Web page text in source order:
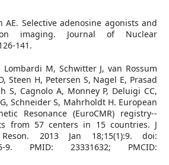
AE. Selective adenosine agonists and
imaging. Journal of Nuclear
141.
M, Schwitter J, van Rossum
Steen H, Petersen S, Nagel E, Prasad
S, Cagnolo A, Monney P, Deluigi CC,
Schneider S, Mahrholdt H. European
Resonance (EuroCMR) registry--
from 57 centers in 15 countries. J
2013 Jan 18;15(1):9. doi:
15-9. PMID: 23331632; PMCID: